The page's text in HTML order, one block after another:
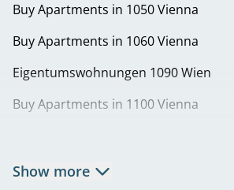
Buy Apartments in 1050 Vienna
Buy Apartments in 1060 Vienna
Eigentumswohnungen 1090 Wien
Buy Apartments in 1100 Vienna
Buy Apartments in 1130 Vienna
Show more